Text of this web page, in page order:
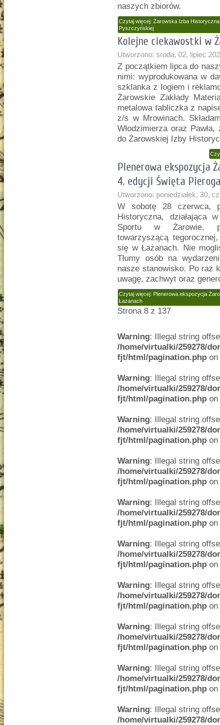
naszych zbiorów.
Czytaj więcej: Żarowska Izba
Pyszczyńskiej
Kolejne ciekawostki w
Utworzono: środa, 02, lipiec
Z początkiem lipca do
nimi: wyprodukowana w
szklanka z logiem i
Żarowskie Zakłady
metalowa tabliczka z
z/s w Mrowinach.
Włodzimierza oraz
do Żarowskiej Izby
Plenerowa ekspozycja
4. edycji Święta
Utworzono: poniedziałek, 30,
W sobotę 28 czerwca,
Historyczna, działająca
Sportu w Żarowie,
towarzyszącą
się w Łażanach. Nie
Tłumy osób na
nasze stanowisko. Po raz
uwagę, zachwyt oraz
Czytaj więcej: Plenerowa ekspozycja
Łażanach
Strona 8 z 137
Warning: Illegal string
/home/virtualki/259278/
fjt/html/pagination.php
Warning: Illegal string
/home/virtualki/259278/
fjt/html/pagination.php
Warning: Illegal string
/home/virtualki/259278/
fjt/html/pagination.php
Warning: Illegal string
/home/virtualki/259278/
fjt/html/pagination.php
Warning: Illegal string
/home/virtualki/259278/
fjt/html/pagination.php
Warning: Illegal string
/home/virtualki/259278/
fjt/html/pagination.php
Warning: Illegal string
/home/virtualki/259278/
fjt/html/pagination.php
Warning: Illegal string
/home/virtualki/259278/
fjt/html/pagination.php
Warning: Illegal string
/home/virtualki/259278/
fjt/html/pagination.php
Warning: Illegal string
/home/virtualki/259278/